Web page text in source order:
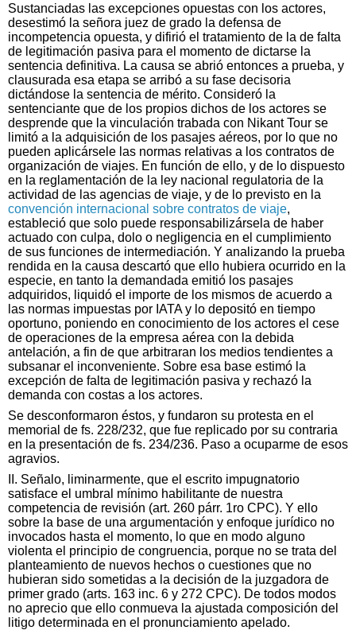
Sustanciadas las excepciones opuestas con los actores,
desestimó la señora juez de grado la defensa de
incompetencia opuesta, y difirió el tratamiento de la de falta
de legitimación pasiva para el momento de dictarse la
sentencia definitiva. La causa se abrió entonces a prueba, y
clausurada esa etapa se arribó a su fase decisoria
dictándose la sentencia de mérito. Consideró la
sentenciante que de los propios dichos de los actores se
desprende que la vinculación trabada con Nikant Tour se
limitó a la adquisición de los pasajes aéreos, por lo que no
pueden aplicársele las normas relativas a los contratos de
organización de viajes. En función de ello, y de lo dispuesto
en la reglamentación de la ley nacional regulatoria de la
actividad de las agencias de viaje, y de lo previsto en la
convención internacional sobre contratos de viaje,
estableció que solo puede responsabilizársela de haber
actuado con culpa, dolo o negligencia en el cumplimiento
de sus funciones de intermediación. Y analizando la prueba
rendida en la causa descartó que ello hubiera ocurrido en la
especie, en tanto la demandada emitió los pasajes
adquiridos, liquidó el importe de los mismos de acuerdo a
las normas impuestas por IATA y lo depositó en tiempo
oportuno, poniendo en conocimiento de los actores el cese
de operaciones de la empresa aérea con la debida
antelación, a fin de que arbitraran los medios tendientes a
subsanar el inconveniente. Sobre esa base estimó la
excepción de falta de legitimación pasiva y rechazó la
demanda con costas a los actores.
Se desconformaron éstos, y fundaron su protesta en el
memorial de fs. 228/232, que fue replicado por su contraria
en la presentación de fs. 234/236. Paso a ocuparme de esos
agravios.
II. Señalo, liminarmente, que el escrito impugnatorio
satisface el umbral mínimo habilitante de nuestra
competencia de revisión (art. 260 párr. 1ro CPC). Y ello
sobre la base de una argumentación y enfoque jurídico no
invocados hasta el momento, lo que en modo alguno
violenta el principio de congruencia, porque no se trata del
planteamiento de nuevos hechos o cuestiones que no
hubieran sido sometidas a la decisión de la juzgadora de
primer grado (arts. 163 inc. 6 y 272 CPC). De todos modos
no aprecio que ello conmueva la ajustada composición del
litigo determinada en el pronunciamiento apelado.